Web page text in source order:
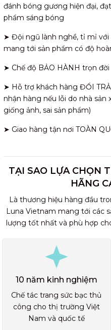
đánh bóng gương hiện đại,
phẩm sáng bóng
➤ Đội ngũ lành nghề, tỉ mỉ
mang tới sản phẩm có độ
➤ Chế độ BẢO HÀNH trọn đời
➤ Hỗ trợ khách hàng ĐỔI
nhận hàng nếu lỗi do nhà sản
giống ảnh, sai sản phẩm)
➤ Giao hàng tận nơi TOÀN
TẠI SAO LỰA CHỌN
HÃNG
Là thương hiệu hàng đầu
Luna Vietnam mang tới các
lượng tốt nhất và phù hợp
10 năm kinh nghiệm
Chế tác trang sức bạc thủ
công cho thị trường Việt
Nam và quốc tế